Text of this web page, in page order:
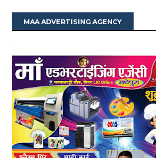
MAA ADVERTISING AGENCY